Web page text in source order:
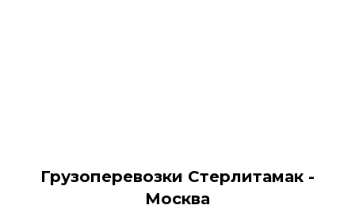
Грузоперевозки Стерлитамак -
Москва